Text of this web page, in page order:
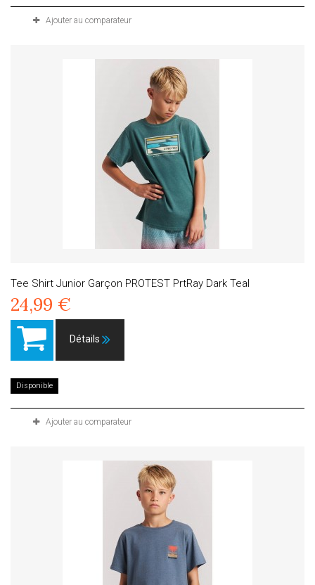
Ajouter au comparateur
Tee Shirt Junior Garçon PROTEST PrtRay Dark Teal
24,99 €
Détails
Disponible
Ajouter au comparateur